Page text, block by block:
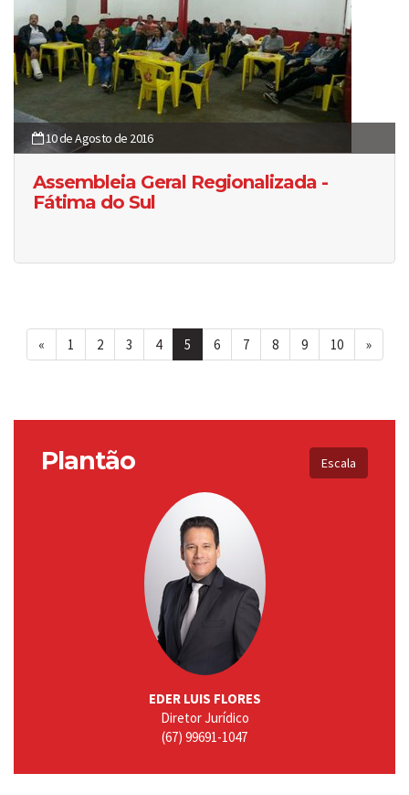
10 de Agosto de 2016
Assembleia Geral Regionalizada -
Fátima do Sul
« 1 2 3 4 5 6 7 8 9 10 »
Plantão Escala
EDER LUIS FLORES
Diretor Jurídico
(67) 99691-1047